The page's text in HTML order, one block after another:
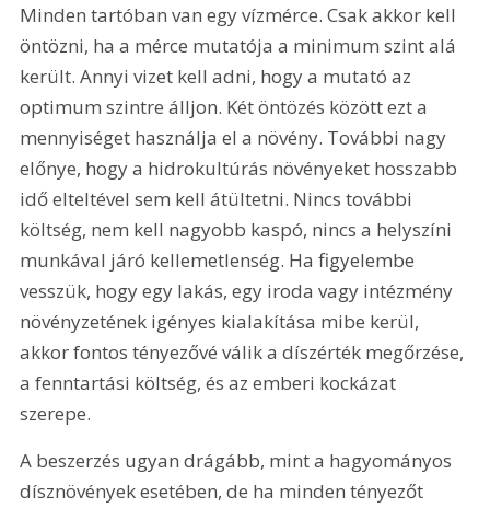
Minden tartóban van egy vízmérce. Csak akkor kell
öntözni, ha a mérce mutatója a minimum szint alá
került. Annyi vizet kell adni, hogy a mutató az
optimum szintre álljon. Két öntözés között ezt a
mennyiséget használja el a növény. További nagy
előnye, hogy a hidrokultúrás növényeket hosszabb
idő elteltével sem kell átültetni. Nincs további
költség, nem kell nagyobb kaspó, nincs a helyszíni
munkával járó kellemetlenség. Ha figyelembe
vesszük, hogy egy lakás, egy iroda vagy intézmény
növényzetének igényes kialakítása mibe kerül,
akkor fontos tényezővé válik a díszérték megőrzése,
a fenntartási költség, és az emberi kockázat
szerepe.
A beszerzés ugyan drágább, mint a hagyományos
dísznövények esetében, de ha minden tényezőt